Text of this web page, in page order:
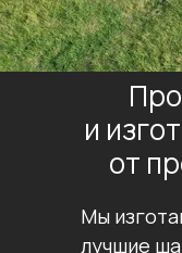
и
от
Мы
лучшие